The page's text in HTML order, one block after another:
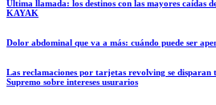
Última llamada: los destinos con las mayores caídas
KAYAK
Dolor abdominal que va a más: cuándo puede ser
Las reclamaciones por tarjetas revolving se
Supremo sobre intereses usurarios